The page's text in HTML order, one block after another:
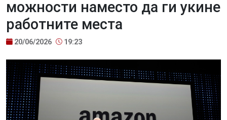
можности наместо да ги укине
работните места
20/06/2026 19:23